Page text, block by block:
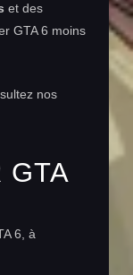
et des
GTA 6 moins
nos
GTA
6, à